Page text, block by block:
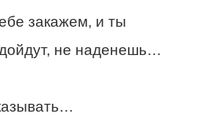
закажем, и ты
не наденешь…